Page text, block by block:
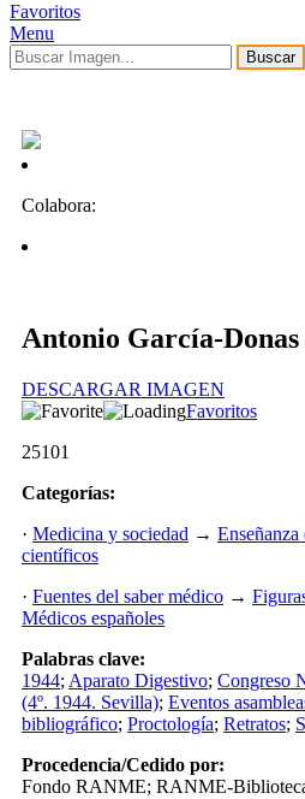
Favoritos
Menu
Buscar
Colabora:
Antonio García-Donas
DESCARGAR IMAGEN
Favoritos
25101
Categorías:
· Medicina y sociedad →
científicos
· Fuentes del saber médico →
Médicos españoles
Palabras clave:
1944; Aparato Digestivo; Congreso
(4º. 1944. Sevilla); Eventos
bibliográfico; Proctología; Retratos;
Procedencia/Cedido por:
Fondo RANME; RANME-